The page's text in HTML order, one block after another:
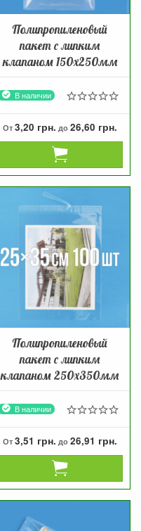
Полипропиленовый
пакет с липким
клапаном 150х250мм
В наличии
От 3,20 грн. до 26,60 грн.
Полипропиленовый
пакет с липким
клапаном 250х350мм
В наличии
От 3,51 грн. до 26,91 грн.